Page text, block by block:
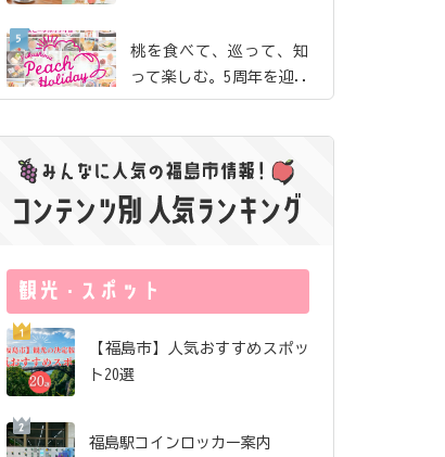
桃を食べて、巡って、知
って楽しむ。5周年を迎え
た「ふくしまピーチホリ
たい絶品桃ドリンク｜飯
坂・土湯・駅近 から3店
舗をご紹介【ピーチホリ
巡り！ 映画『免許返
納!?』の舞台を訪ねる福
島ドライブ
【福島市】人気おすすめスポッ
ト20選
福島駅コインロッカー案内